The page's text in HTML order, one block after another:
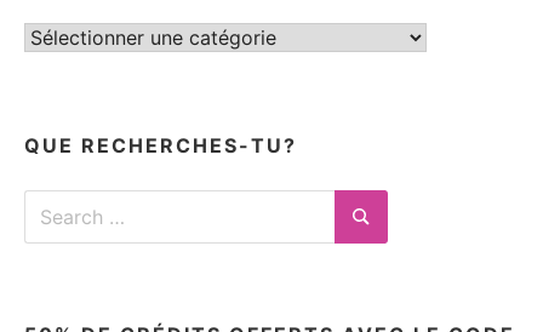
Tous
QUE RECHERCHES-TU?
Search
Search